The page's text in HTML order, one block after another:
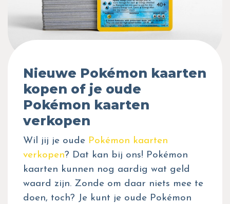
Nieuwe Pokémon kaarten
kopen of je oude
Pokémon kaarten
verkopen
Wil jij je oude Pokémon kaarten
verkopen? Dat kan bij ons! Pokémon
kaarten kunnen nog aardig wat geld
waard zijn. Zonde om daar niets mee te
doen, toch? Je kunt je oude Pokémon